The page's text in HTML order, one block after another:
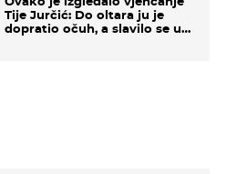
Tije Jurčić: Do oltara ju je
dopratio očuh, a slavilo se uz